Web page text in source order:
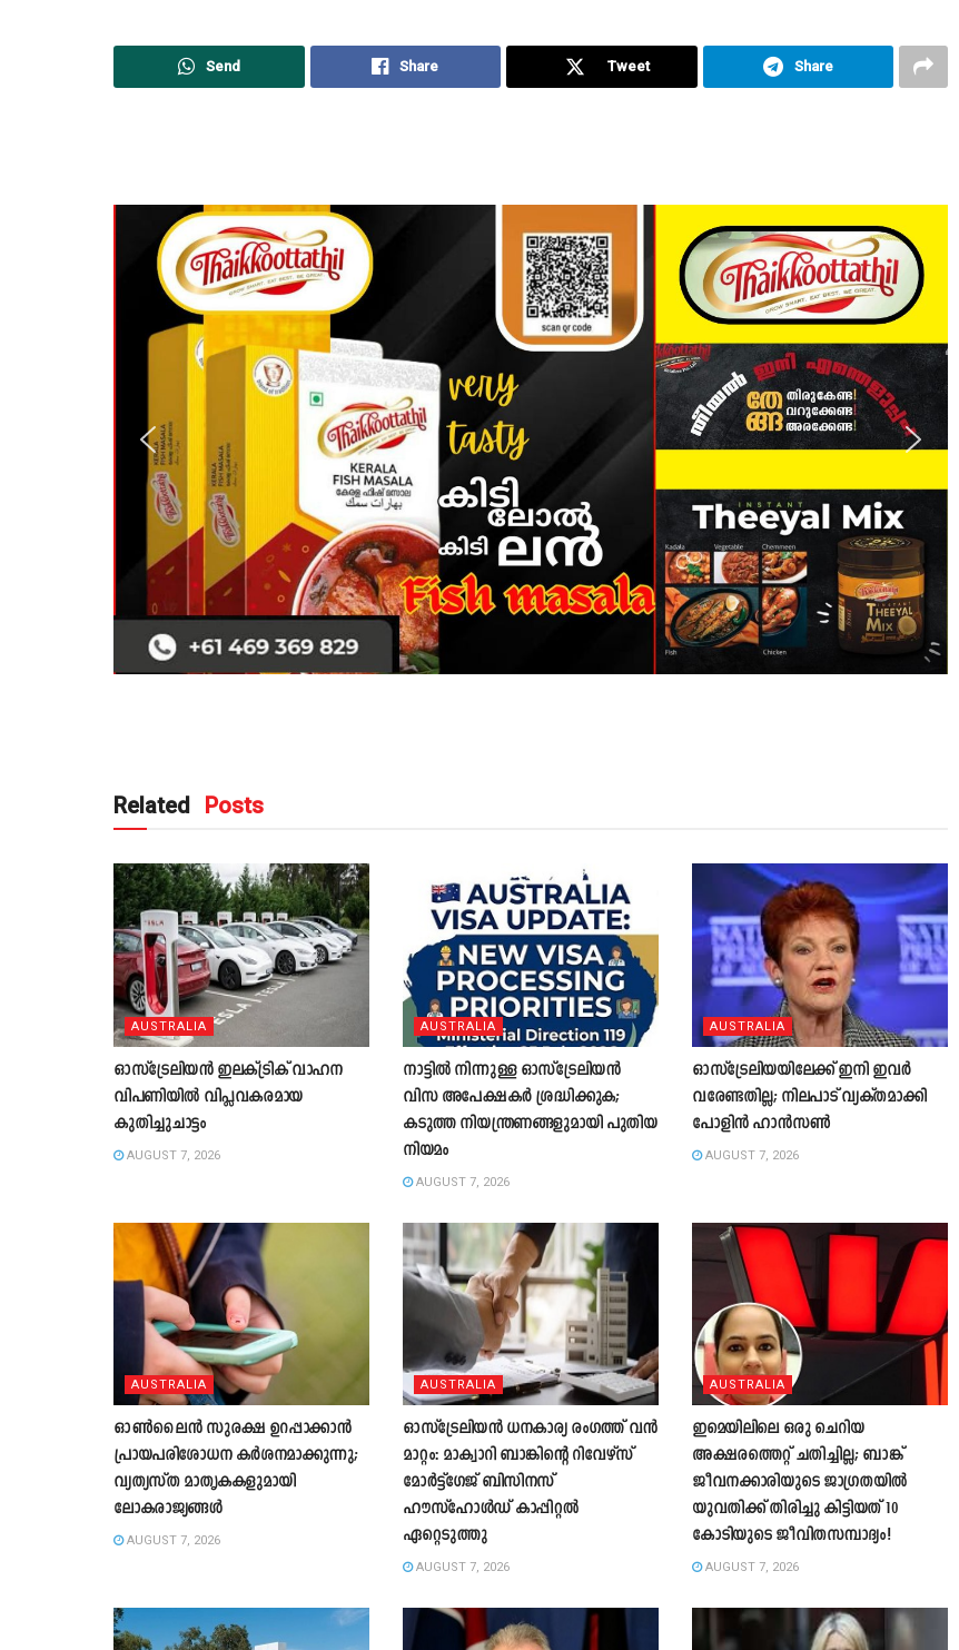
Send Share Tweet Share
Related Posts
AUSTRALIA
ഓസ്‌ട്രേലിയൻ ഇലക്ട്രിക് വാഹന
വിപണിയിൽ വിപ്ലവകരമായ
കുതിച്ചുചാട്ടം
AUGUST 7, 2026
AUSTRALIA
നാട്ടിൽ നിന്നുള്ള ഓസ്‌ട്രേലിയൻ
വിസ അപേക്ഷകർ ശ്രദ്ധിക്കുക;
കടുത്ത നിയന്ത്രണങ്ങളുമായി പുതിയ
നിയമം
AUGUST 7, 2026
AUSTRALIA
ഓസ്‌ട്രേലിയയിലേക്ക് ഇനി ഇവർ
വരേണ്ടതില്ല; നിലപാട് വ്യക്തമാക്കി
പോളിൻ ഹാൻസൺ
AUGUST 7, 2026
AUSTRALIA
ഓൺലൈൻ സുരക്ഷ ഉറപ്പാക്കാൻ
പ്രായപരിശോധന കർശനമാക്കുന്നു;
വ്യത്യസ്ത മാതൃകകളുമായി
ലോകരാജ്യങ്ങൾ
AUGUST 7, 2026
AUSTRALIA
ഓസ്ട്രേലിയൻ ധനകാര്യ രംഗത്ത് വൻ
മാറ്റം: മാക്വാറി ബാങ്കിന്റെ റിവേഴ്സ്
മോർട്ട്ഗേജ് ബിസിനസ്
ഹൗസ്ഹോൾഡ് കാപ്പിറ്റൽ
ഏറ്റെടുത്തു
AUGUST 7, 2026
AUSTRALIA
ഇമെയിലിലെ ഒരു ചെറിയ
അക്ഷരത്തെറ്റ് ചതിച്ചില്ല; ബാങ്ക്
ജീവനക്കാരിയുടെ ജാഗ്രതയിൽ
യുവതിക്ക് തിരിച്ചു കിട്ടിയത് 10
കോടിയുടെ ജീവിതസമ്പാദ്യം!
AUGUST 7, 2026